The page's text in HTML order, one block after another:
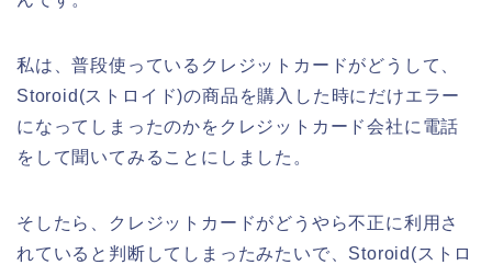
私は、普段使っているクレジットカードがどうして、
Storoid(ストロイド)の商品を購入した時にだけエラー
になってしまったのかをクレジットカード会社に電話
をして聞いてみることにしました。
そしたら、クレジットカードがどうやら不正に利用さ
れていると判断してしまったみたいで、Storoid(ストロ